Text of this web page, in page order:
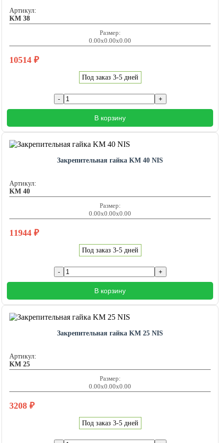
Артикул:
KM 38
Размер:
0.00x0.00x0.00
10514 ₽
Под заказ 3-5 дней
В корзину
Закрепительная гайка KM 40 NIS
Артикул:
KM 40
Размер:
0.00x0.00x0.00
11944 ₽
Под заказ 3-5 дней
В корзину
Закрепительная гайка KM 25 NIS
Артикул:
KM 25
Размер:
0.00x0.00x0.00
3208 ₽
Под заказ 3-5 дней